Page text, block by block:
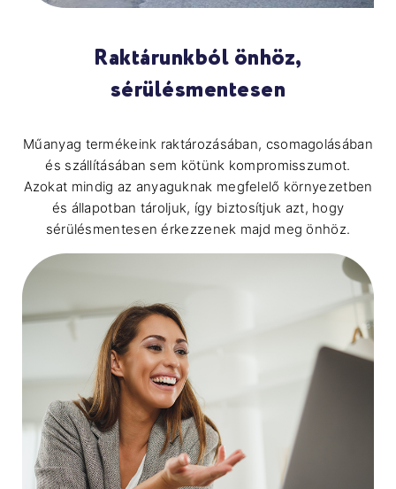
Raktárunkból önhöz,
sérülésmentesen
Műanyag termékeink raktározásában, csomagolásában
és szállításában sem kötünk kompromisszumot.
Azokat mindig az anyaguknak megfelelő környezetben
és állapotban tároljuk, így biztosítjuk azt, hogy
sérülésmentesen érkezzenek majd meg önhöz.